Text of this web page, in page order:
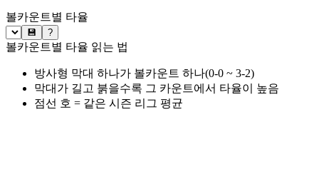
볼카운트별 타율
💾 ?
볼카운트별 타율 읽는 법
방사형 막대 하나가 볼카운트 하나(0-0 ~ 3-2)
막대가 길고 붉을수록 그 카운트에서 타율이 높음
점선 호 = 같은 시즌 리그 평균